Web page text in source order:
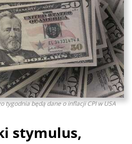
tygodnia będą dane o inflacji CPI w USA
stymulus,